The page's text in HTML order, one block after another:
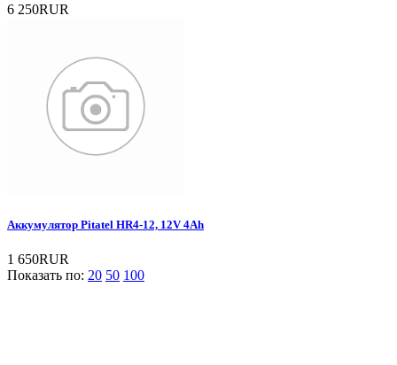
6 250RUR
Аккумулятор Pitatel HR4-12, 12V 4Ah
1 650RUR
Показать по: 20 50 100